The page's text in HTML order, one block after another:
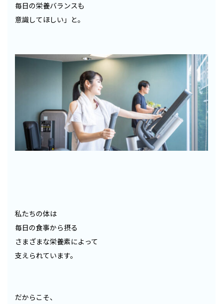
毎日の栄養バランスも
意識してほしい」と。
私たちの体は
毎日の食事から摂る
さまざまな栄養素によって
支えられています。
だからこそ、